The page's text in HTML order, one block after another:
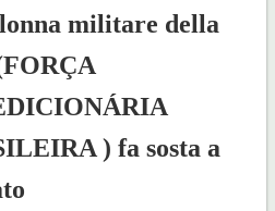
militare della
) fa sosta a